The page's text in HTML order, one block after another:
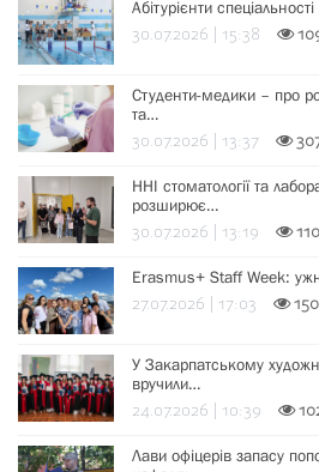
Абітурієнти
30.07.2026 | 15:38
Студенти-медики – про
та…
30.07.2026 | 13:37
ННІ стоматології та
розширює…
30.07.2026 | 13:19 110
Erasmus+ Staff Week:
27.07.2026 | 17:03 150
У Закарпатському
вручили…
24.07.2026 | 10:39
Лави офіцерів запасу